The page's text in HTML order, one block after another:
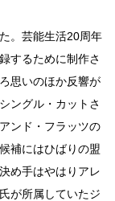
。芸能生活20周年
するために制作さ
思いのほか反響が
ングル・カットさ
ンド・フラッツの
補にはひばりの盟
め手はやはりアレ
が所属していたジ